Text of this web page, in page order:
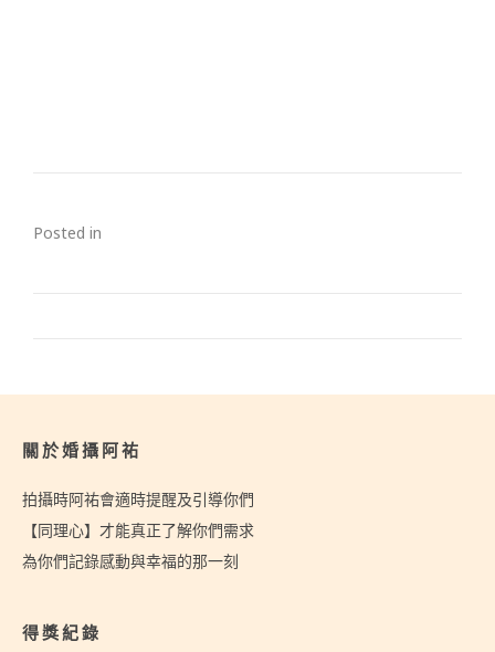
Posted in
關於婚攝阿祐
拍攝時阿祐會適時提醒及引導你們
【同理心】才能真正了解你們需求
為你們記錄感動與幸福的那一刻
得獎紀錄